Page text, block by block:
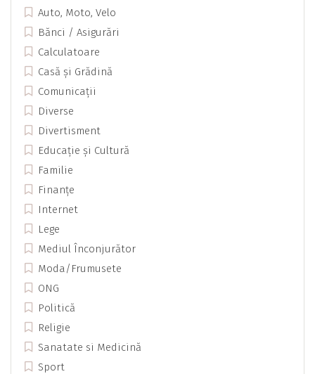
Auto, Moto, Velo
Bănci / Asigurări
Calculatoare
Casă și Grădină
Comunicații
Diverse
Divertisment
Educație și Cultură
Familie
Finanțe
Internet
Lege
Mediul Înconjurător
Moda/Frumusete
ONG
Politică
Religie
Sanatate si Medicină
Sport